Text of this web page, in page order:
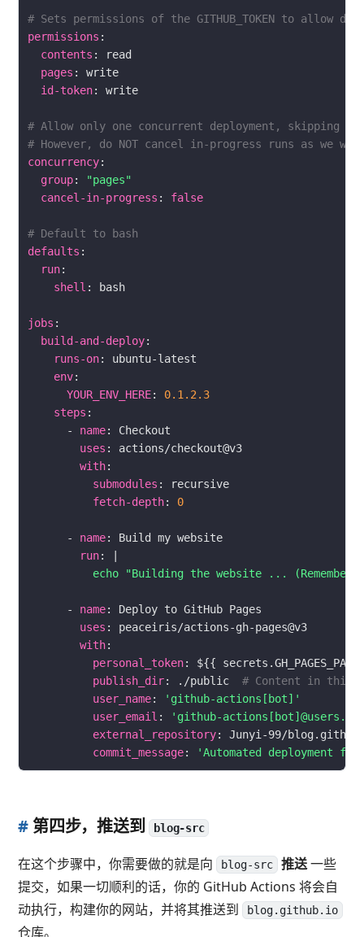
# Sets permissions of the GITHUB_TOKEN to allow
permissions
contents
pages
id-token
# Allow only one concurrent deployment, skipping
# However, do NOT cancel in-progress runs as we
concurrency
group:
"pages"
cancel-in-progress : false
# Default to bash
defaults
run
shell
jobs
build-and-deploy
runs-on
env
YOUR_ENV_HERE: 0.1.2.3
steps
      -
name
uses
with
submodules
fetch-depth: 0
      -
name
run: |
echo "Building the website ... (Remember
      -
name
uses
with
personal_token: ${{
publish_dir: ./public # Content in this
user_name:
'github-actions[bot]'
user_email :
'github-
external_repository: Junyi-99/
commit_message: 'Automated deployment
#第四步，推送到 blog-src
在这个步骤中，你需要做的就是向 blog-src 推送一些
提交，如果一切顺利的话，你的 GitHub Actions 将会自
动执行，构建你的网站，并将其推送到 blog.github.io
仓库。